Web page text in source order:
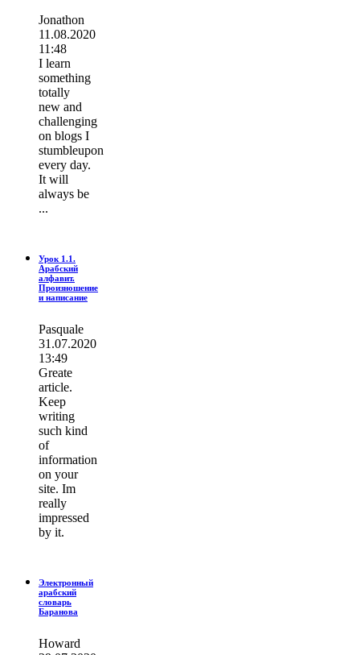
Jonathon
11.08.2020
11:48
I learn
ѕοmething
totally
new and
challenging
on blogs I
stumbleupon
every day.
It wіll
always be
...
Урок 1.1.
Арабский
алфавит.
Произношение
и написание
Pasquale
31.07.2020
13:49
Greate
article.
Keep
writing
such kind
of
information
on your
site. Im
really
impressed
by it.
Электронный
арабский
словарь
Баранова
Howard